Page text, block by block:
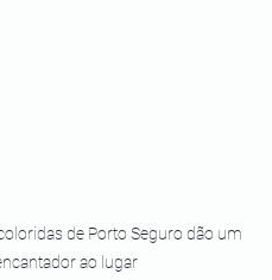
de Porto Seguro dão um
ao lugar